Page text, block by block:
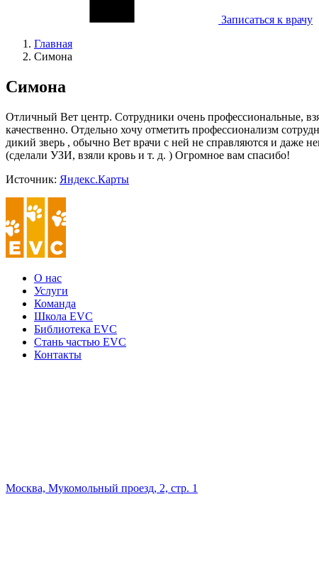
Записаться к врачу
Главная
Симона
Симона
Отличный Вет центр. Сотрудники очень профессиональные,
качественно. Отдельно хочу отметить профессионализм
дикий зверь , обычно Вет врачи с ней не справляются и даже
(сделали УЗИ, взяли кровь и т. д. ) Огромное вам спасибо!
Источник: Яндекс.Карты
О нас
Услуги
Команда
Школа EVC
Библиотека EVC
Стань частью EVC
Контакты
Москва, Мукомольный проезд, 2, стр. 1